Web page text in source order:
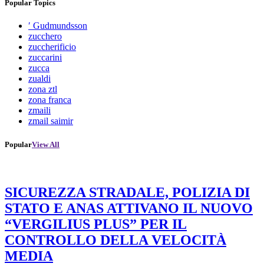
Popular Topics
′ Gudmundsson
zucchero
zuccherificio
zuccarini
zucca
zualdi
zona ztl
zona franca
zmaili
zmail saimir
PopularView All
SICUREZZA STRADALE, POLIZIA DI
STATO E ANAS ATTIVANO IL NUOVO
“VERGILIUS PLUS” PER IL
CONTROLLO DELLA VELOCITÀ
MEDIA